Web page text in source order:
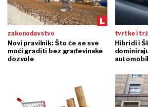
zakonodavstvo
Novi pravilnik: Što će se sve
moći graditi bez građevinske
dozvole
tvrtke i
Hibridi i